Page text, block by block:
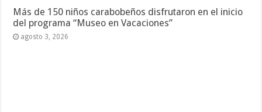
Más de 150 niños carabobeños disfrutaron en el inicio
del programa “Museo en Vacaciones”
agosto 3, 2026